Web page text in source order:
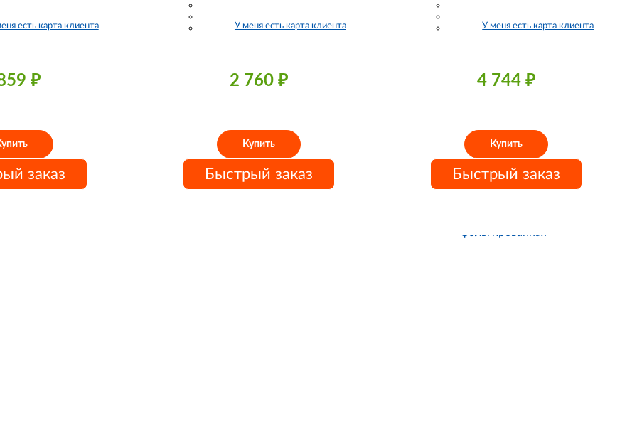
есть карта клиента
₽
заказ
У меня есть карта клиента
2 760 ₽
Купить
Быстрый заказ
У меня есть карта клиента
4 744₽
Купить
Быстрый заказ